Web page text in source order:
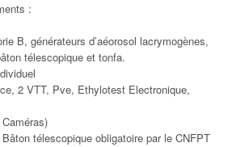
:
B, générateurs d’aéorosol lacrymogènes,
télescopique et tonfa.
2 VTT, Pve, Ethylotest Electronique,
télescopique obligatoire par le CNFPT